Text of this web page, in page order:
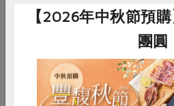
【2026年中秋節預
團圓